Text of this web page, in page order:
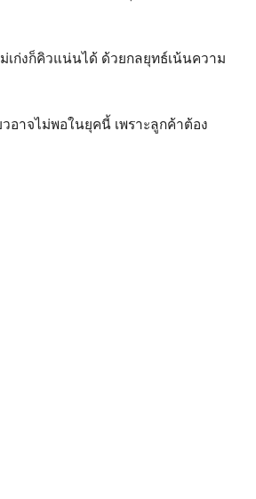
เก่งก็คิวแน่นได้ ด้วยกลยุทธ์เน้นความ
วอาจไม่พอในยุคนี้ เพราะลูกค้าต้อง